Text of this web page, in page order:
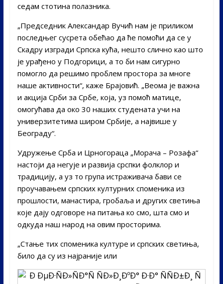
седам стотина полазника.
„Председник Александар Вучић нам је приликом
последњег сусрета обећао да ће помоћи да се у
Скадру изгради Српска кућа, нешто слично као што
је урађено у Подгорици, а то би нам сигурно
помогло да решимо проблем простора за многе
наше активности“, каже Брајовић. „Веома је важна
и акција Срби за Србе, која, уз помоћ матице,
омогућава да око 30 наших студената учи на
универзитетима широм Србије, а највише у
Београду“.
Удружење Срба и Црногораца „Морача – Розафа“
настоји да негује и развија срспки фолклор и
традицију, а уз то група истраживача бави се
проучавањем српских културних споменика из
прошлости, манастира, гробаља и других светиња
које дају одговоре на питања ко смо, шта смо и
одкуда наш народ на овим просторима.
„Стање тих споменика културе и српских светиња,
било да су из најраније или